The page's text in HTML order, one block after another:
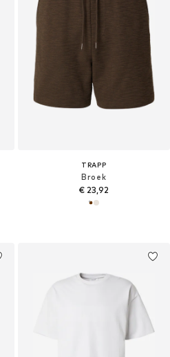
TRAPP
Broek
€ 23,92